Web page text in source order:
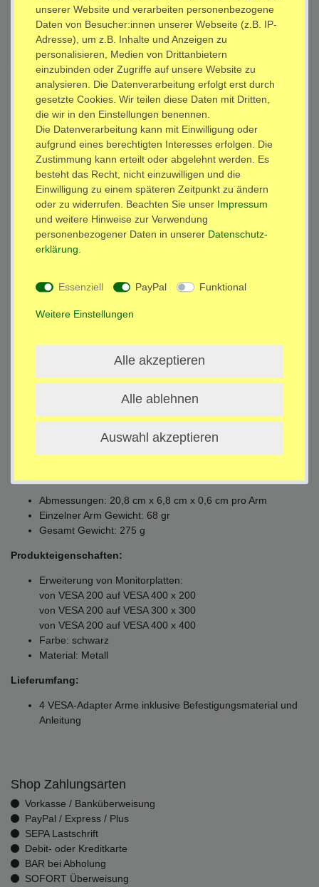
cm (von VESA 200 auf 300 400 Verlängerung) schwarz Modell: AD22B
7,90 EUR*
sofort versandfertig
In den Warenkorb
* inkl. ges. MwSt. zzgl.Versandkosten
Technische Daten
VESA-Erweiterung für Monitor Wandhalterungen: Mit dieser
Erweiterung können Sie die Lochabstände (Monitorrückseite) um
10 - 20 cm erweitern, um so gewünschte Wandhalterungen für
Abmessungen: 20,8 cm x 6,8 cm x 0,6 cm pro Arm
Einzelner Arm Gewicht: 68 gr
Gesamt Gewicht: 275 g
Produkteigenschaften:
Erweiterung von Monitorplatten:
von VESA 200 auf VESA 400 x 200
von VESA 200 auf VESA 300 x 300
von VESA 200 auf VESA 400 x 400
Farbe: schwarz
Material: Metall
Lieferumfang:
4 VESA-Adapter Arme inklusive Befestigungsmaterial und
Anleitung
unserer Website und verarbeiten personenbezogene
Daten von Besucher:innen unserer Webseite (z.B. IP-
Adresse), um z.B. Inhalte und Anzeigen zu
personalisieren, Medien von Drittanbietern
einzubinden oder Zugriffe auf unsere Website zu
analysieren. Die Datenverarbeitung erfolgt erst durch
gesetzte Cookies. Wir teilen diese Daten mit Dritten,
die wir in den Einstellungen benennen.
Die Datenverarbeitung kann mit Einwilligung oder
aufgrund eines berechtigten Interesses erfolgen. Die
Zustimmung kann erteilt oder abgelehnt werden. Es
besteht das Recht, nicht einzuwilligen und die
Einwilligung zu einem späteren Zeitpunkt zu ändern
oder zu widerrufen. Beachten Sie unser Impressum
und weitere Hinweise zur Verwendung
personenbezogener Daten in unserer Daten­schutz­
erklärung.
Essenziell PayPal Funktional
Weitere Einstellungen
Alle akzeptieren
Alle ablehnen
Auswahl akzeptieren
Shop Zahlungsarten
Vorkasse / Banküberweisung
PayPal / Express / Plus
SEPA Lastschrift
Debit- oder Kreditkarte
BAR bei Abholung
SOFORT Überweisung